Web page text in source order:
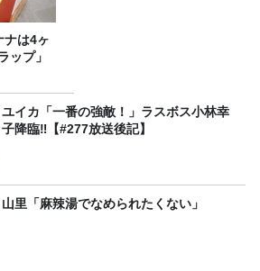
ナは4ヶ
ップ」
ユイカ「一番の強敵！」ラスボス小林幸
子降臨‼【#277放送後記】
山里「麻辣湯でなめられたくない」